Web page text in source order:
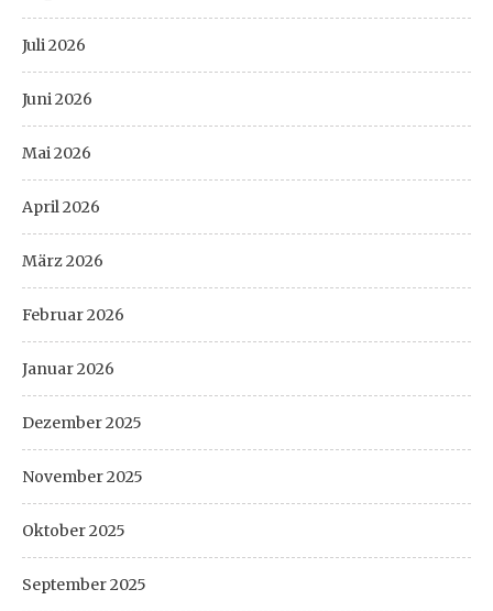
Juli 2026
Juni 2026
Mai 2026
April 2026
März 2026
Februar 2026
Januar 2026
Dezember 2025
November 2025
Oktober 2025
September 2025